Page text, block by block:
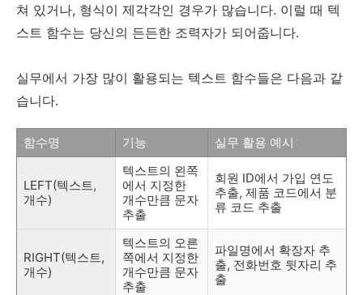
쳐 있거나, 형식이 제각각인 경우가 많습니다. 이럴 때 텍
스트 함수는 당신의 든든한 조력자가 되어줍니다.
실무에서 가장 많이 활용되는 텍스트 함수들은 다음과 같
습니다.
함수명 기능 실무 활용 예시
LEFT(텍스트,
개수)
텍스트의 왼쪽
에서 지정한
개수만큼 문자
추출
회원 ID에서 가입 연도
추출, 제품 코드에서 분
류 코드 추출
RIGHT(텍스트,
개수)
텍스트의 오른
쪽에서 지정한
개수만큼 문자
추출
파일명에서 확장자 추
출, 전화번호 뒷자리 추
출